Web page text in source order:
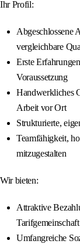
Ihr Profil:
Abgeschlossene
vergleichbare
Erste
Voraussetzung
Handwerkliches
Arbeit vor Ort
Strukturierte,
Teamfähigkeit,
mitzugestalten
Wir bieten:
Attraktive
Tarifgemeinschaft
Umfangreiche